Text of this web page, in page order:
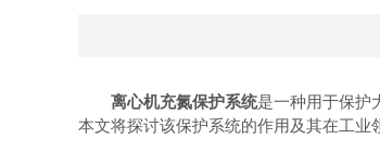
离心机充氮保护系统是一种用于保护
本文将探讨该保护系统的作用及其在工业